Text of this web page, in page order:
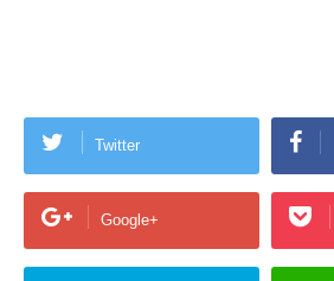
Twitter
Google+